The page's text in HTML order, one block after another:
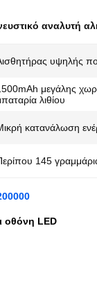
αναλυτή
υψηλής
μεγάλης
λιθίου
κατανάλωση
145
οθόνη LED